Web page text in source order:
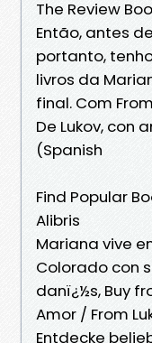
The Review
Então, antes
portanto,
livros da
final. Com
De Lukov, con
(Spanish
Find Popular
Alibris
Mariana vive
Colorado con
danï¿½s, Buy
Amor / From
Entdecke